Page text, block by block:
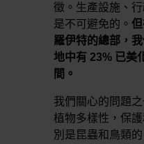
徵。生產設施、
是不可避免的。
羅伊特的總部，
地中有 23% 已美
間。
我們關心的問題
植物多樣性，保
別是昆蟲和鳥類